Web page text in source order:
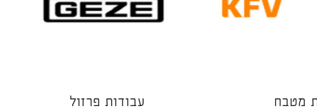
מטבח עבודות פרזול